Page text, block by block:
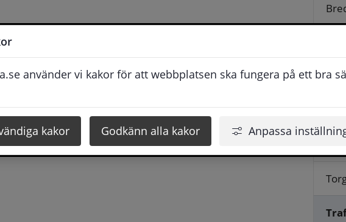
använder vi kakor för att webbplatsen ska fungera på ett bra
kakor Godkänn alla kakor Anpassa
Gå